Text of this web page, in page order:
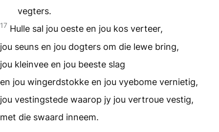
vegters.
17 Hulle sal jou oeste en jou kos verteer,
jou seuns en jou dogters om die lewe bring,
jou kleinvee en jou beeste slag
en jou wingerdstokke en jou vyebome vernietig,
jou vestingstede waarop jy jou vertroue vestig,
met die swaard inneem.